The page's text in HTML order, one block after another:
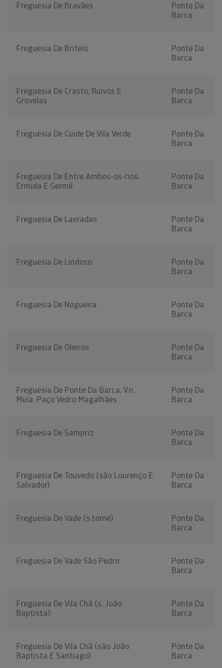
Freguesia De Bravães
Ponte Da
Barca
Freguesia De Britelo
Ponte Da
Barca
Freguesia De Crasto, Ruivos E
Grovelas
Ponte Da
Barca
Freguesia De Cuide De Vila Verde
Ponte Da
Barca
Freguesia De Entre Ambos-os-rios,
Ermida E Germil
Ponte Da
Barca
Freguesia De Lavradas
Ponte Da
Barca
Freguesia De Lindoso
Ponte Da
Barca
Freguesia De Nogueira
Ponte Da
Barca
Freguesia De Oleiros
Ponte Da
Barca
Freguesia De Ponte Da Barca, V.n.
Muía, Paço Vedro Magalhães
Ponte Da
Barca
Freguesia De Sampriz
Ponte Da
Barca
Freguesia De Touvedo (são Lourenço E
Salvador)
Ponte Da
Barca
Freguesia De Vade (s.tomé)
Ponte Da
Barca
Freguesia De Vade São Pedro
Ponte Da
Barca
Freguesia De Vila Chã (s. João
Baptista)
Ponte Da
Barca
Freguesia De Vila Chã (são João
Baptista E Santiago)
Ponte Da
Barca